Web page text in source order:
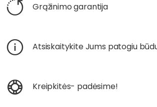
Grąžinimo garantija
Atsiskaitykite Jums patogiu
Kreipkitės- padėsime!